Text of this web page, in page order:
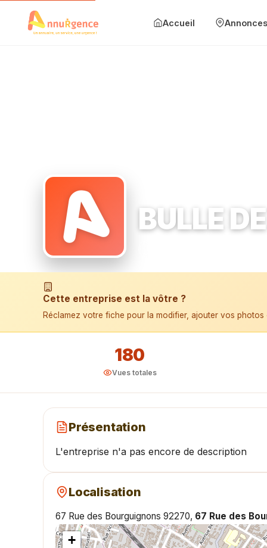
Accueil Annonces
Ajouter une annonce
Se connecter
S'inscrire
📱 Installer l'application
BULLE
Cette entreprise est la vôtre ?
Réclamez votre fiche pour la modifier, ajouter vos photos
180
Vues totales
Présentation
L'entreprise n'a pas encore de description
Localisation
67 Rue des Bourguignons 92270, 67 Rue des
+